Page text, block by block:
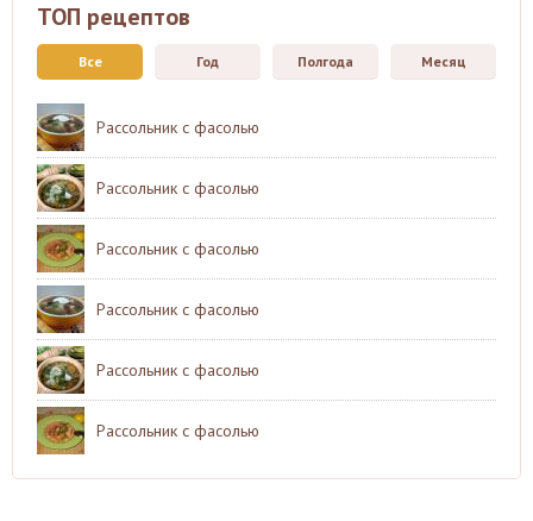
ТОП рецептов
Все Год Полгода Месяц
Рассольник с фасолью
Рассольник с фасолью
Рассольник с фасолью
Рассольник с фасолью
Рассольник с фасолью
Рассольник с фасолью